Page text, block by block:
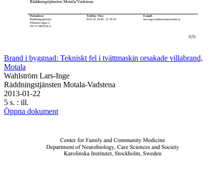
Brand i byggnad: Tekniskt fel i tvättmaskin orsakade villabrand,
Motala
Wahlström Lars-Inge
Räddningstjänsten Motala-Vadstena
2013-01-22
5 s. : ill.
Öppna dokument